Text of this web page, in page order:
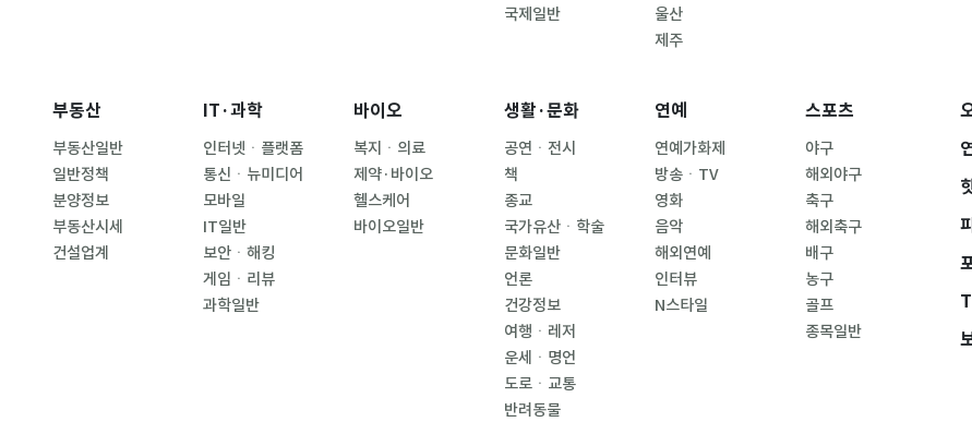
국제일반
울산
제주
부동산
부동산일반
일반정책
분양정보
부동산시세
건설업계
IT·과학
인터넷ㆍ플랫폼
통신ㆍ뉴미디어
모바일
IT일반
보안ㆍ해킹
게임ㆍ리뷰
과학일반
바이오
복지ㆍ의료
제약·바이오
헬스케어
바이오일반
생활·문화
공연ㆍ전시
책
종교
국가유산ㆍ학술
문화일반
언론
건강정보
여행ㆍ레저
운세ㆍ명언
도로ㆍ교통
반려동물
연예
연예가화제
방송ㆍTV
영화
음악
해외연예
인터뷰
N스타일
스포츠
야구
해외야구
축구
해외축구
배구
농구
골프
종목일반